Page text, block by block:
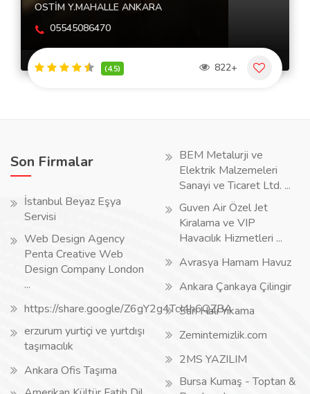
OSTİM Y.MAHALLE ANKARA
05545086470
(4.5) 822+
Son Firmalar
İstanbul Beyaz Eşya
Servisi
Web Design Agency
Penta Creative Web
Design Company London
...
https://share.google/Z6gY2g4TcI4h6QZBA
erzurum yurtiçi ve yurtdışı
taşımacılık
Ankara Ofis Taşıma
BEM Metalurji ve
Elektrik Malzemeleri
Sanayi ve Ticaret Ltd. ...
Guven Air Özel Jet
Kiralama ve VIP
Havacılık Hizmetleri ...
Avrasya Hamam Havuz
Ankara Çankaya Çilingir
Sarı Halı Yıkama
Zemintemizlik.com
2MS YAZILIM
Bursa Kumaş - Toptan &